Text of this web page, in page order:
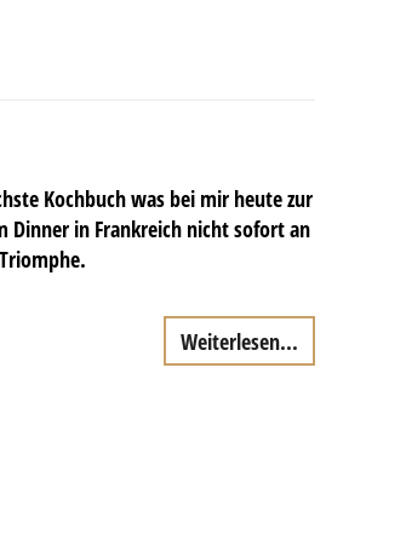
Kochbuch was bei mir heute zur
Dinner in Frankreich nicht sofort an
Weiterlesen...